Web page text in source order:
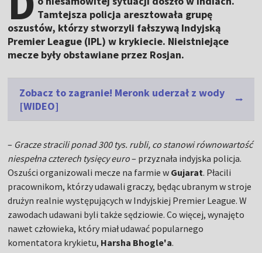
Tamtejsza policja aresztowała grupę
oszustów, którzy stworzyli fałszywą Indyjską
Premier League (IPL) w krykiecie. Nieistniejące
mecze były obstawiane przez Rosjan.
Zobacz to zagranie! Meronk uderzał z wody
[WIDEO]
– Gracze stracili ponad 300 tys. rubli, co stanowi równowartość
niespełna czterech tysięcy euro– przyznała indyjska policja.
Oszuści organizowali mecze na farmie w Gujarat. Płacili
pracownikom, którzy udawali graczy, będąc ubranym w stroje
drużyn realnie występujących w Indyjskiej Premier League. W
zawodach udawani byli także sędziowie. Co więcej, wynajęto
nawet człowieka, który miał udawać popularnego
komentatora krykietu, Harsha Bhogle'a.